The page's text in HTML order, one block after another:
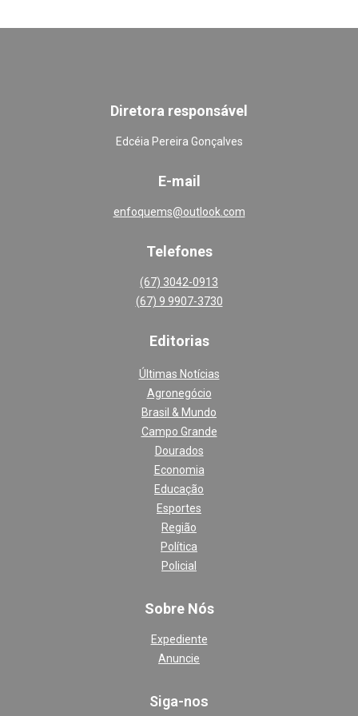
Diretora responsável
Edcéia Pereira Gonçalves
E-mail
enfoquems@outlook.com
Telefones
(67) 3042-0913
(67) 9 9907-3730
Editorias
Últimas Notícias
Agronegócio
Brasil & Mundo
Campo Grande
Dourados
Economia
Educação
Esportes
Região
Política
Policial
Sobre Nós
Expediente
Anuncie
Siga-nos